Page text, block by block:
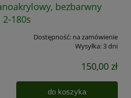
bezbarwny
180s
Dostępność: na zamówienie
Wysyłka:3 dni
150,00 zł
do koszyka